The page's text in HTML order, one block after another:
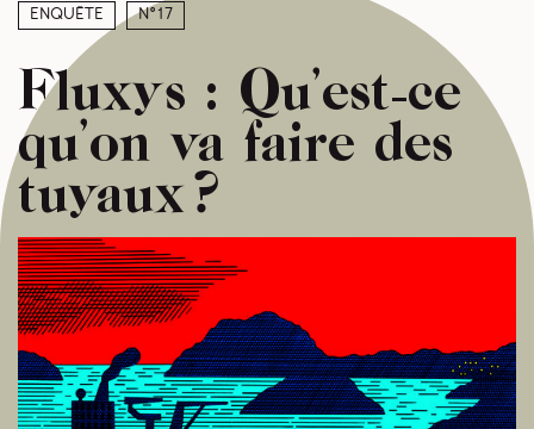
Enquête N°17
Fluxys : Qu’est-ce
qu’on va faire des
tuyaux ?